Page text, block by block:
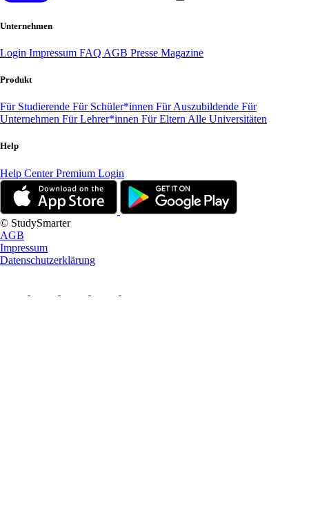
Unternehmen
Login Impressum FAQ AGB Presse Magazine
Produkt
Für Studierende Für Schüler*innen Für Auszubildende Für
Unternehmen Für Lehrer*innen Für Eltern Alle Universitäten
Help
Help CenterPremium Login
© StudySmarter
AGB
Impressum
Datenschutzerklärung